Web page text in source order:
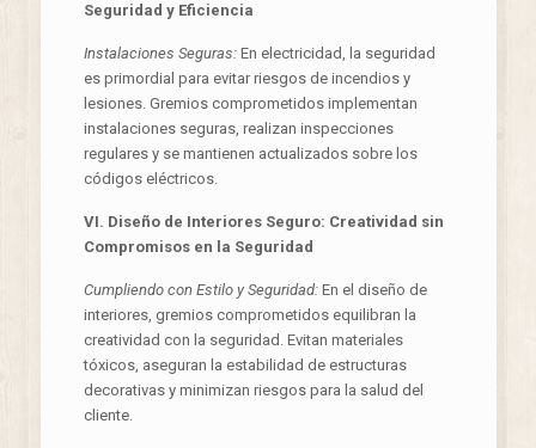
Seguridad y Eficiencia
Instalaciones Seguras:En electricidad, la seguridad
es primordial para evitar riesgos de incendios y
lesiones. Gremios comprometidos implementan
instalaciones seguras, realizan inspecciones
regulares y se mantienen actualizados sobre los
códigos eléctricos.
VI. Diseño de Interiores Seguro: Creatividad sin
Compromisos en la Seguridad
Cumpliendo con Estilo y Seguridad:En el diseño de
interiores, gremios comprometidos equilibran la
creatividad con la seguridad. Evitan materiales
tóxicos, aseguran la estabilidad de estructuras
decorativas y minimizan riesgos para la salud del
cliente.